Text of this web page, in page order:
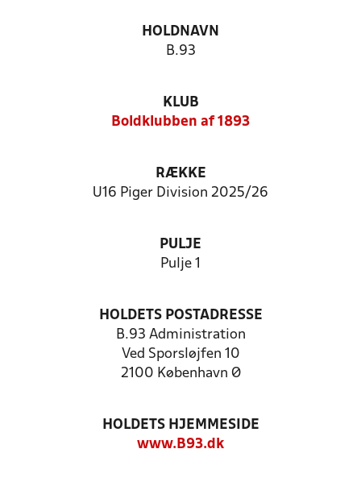
HOLDNAVN
B.93
KLUB
Boldklubben af 1893
RÆKKE
U16 Piger Division 2025/26
PULJE
Pulje 1
HOLDETS POSTADRESSE
B.93 Administration
Ved Sporsløjfen 10
2100 København Ø
HOLDETS HJEMMESIDE
www.B93.dk